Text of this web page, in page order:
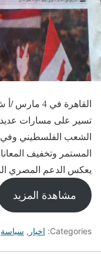
القاهرة في
تسير على مسارات
الشعب الفلسطيني وفي
المستمر وتخفيف
يعكس الدعم المصري
مشاهدة المزيد
Categories: اخبار , سياسة